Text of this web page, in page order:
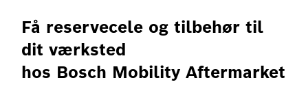
Få reservecele og tilbehør til
dit værksted
hos Bosch Mobility Aftermarket